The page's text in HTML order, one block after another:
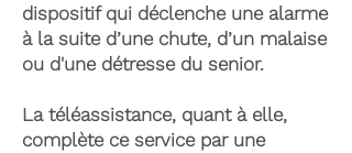
dispositif qui déclenche une alarme
à la suite d’une chute, d’un malaise
ou d'une détresse du senior.
La téléassistance, quant à elle,
complète ce service par une